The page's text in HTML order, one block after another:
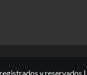
y reservados |